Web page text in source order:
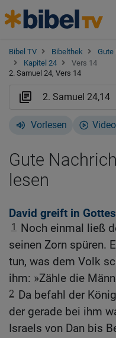
Bibel TV Bibelthek Gute
Kapitel 24
Vers 14
2. Samuel 24, Vers 14
Vorlesen
Gute
lesen
David greift in
1
Noch einmal ließ
seinen Zorn spüren.
tun, was dem Volk
ihm: »Zähle die
2 Da befahl der
der gerade bei ihm
Israels von Dan bis